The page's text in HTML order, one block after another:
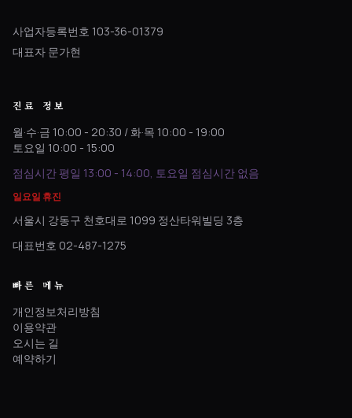
사업자등록번호 103-36-01379
대표자 문가현
진료 정보
월·수·금 10:00 - 20:30 / 화·목 10:00 - 19:00
토요일 10:00 - 15:00
점심시간 평일 13:00 - 14:00, 토요일 점심시간 없음
일요일 휴진
서울시 강동구 천호대로 1099 정산타워빌딩 3층
대표번호 02-487-1275
빠른 메뉴
개인정보처리방침
이용약관
오시는 길
예약하기